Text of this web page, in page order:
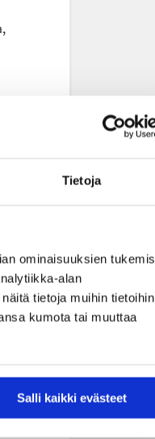
Tietoja
ominaisuuksien
alan
tietoja muihin
kumota tai muuttaa
Salli kaikki evästeet